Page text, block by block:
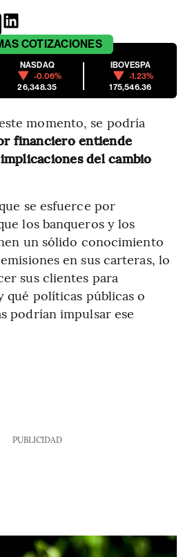
COTIZACIONES
NASDAQ
-0.06%
26,348.35
IBOVESPA
-1.23%
175,546.36
momento, se podría
financiero entiende
del cambio
se esfuerce por
los banqueros y los
un sólido conocimiento
en sus carteras, lo
sus clientes para
qué políticas públicas o
podrían impulsar ese
PUBLICIDAD